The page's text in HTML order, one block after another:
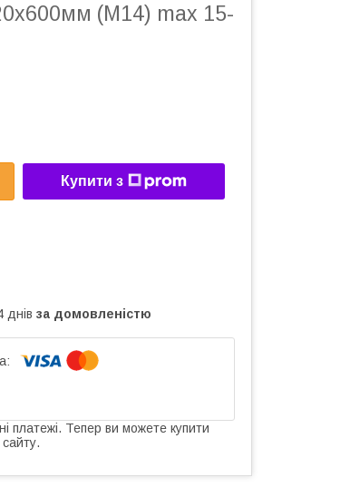
(М14) max 15-
Купити з
днів за домовленістю
платежі. Тепер ви можете купити